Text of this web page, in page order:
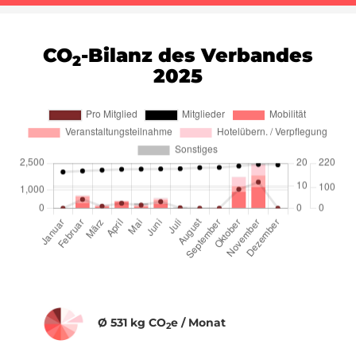
CO2-Bilanz des Verbandes
2025
Ø 531 kg CO2e / Monat